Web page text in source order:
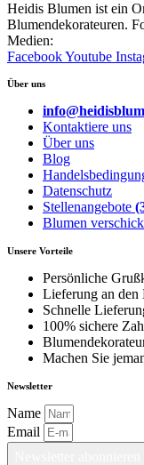
Heidis Blumen ist ein
Blumendekorateuren.
Medien:
FacebookYoutube
Über uns
Kontaktiere uns
Über uns
Blog
Datenschutz
Stellenangebote
Blumen
Unsere Vorteile
Persönliche
Lieferung an den
Schnelle
100% sichere
Machen Sie
Newsletter
Name
Email